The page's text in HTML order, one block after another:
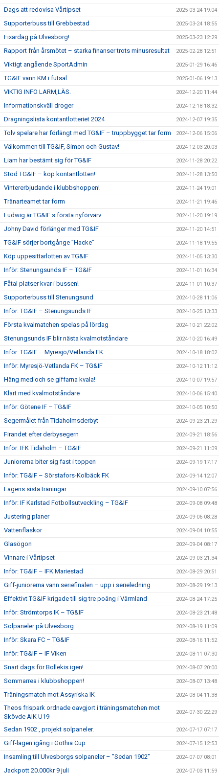
Dags att redovisa Vårtipset 2025-03-24 19:04
Supporterbuss till Grebbestad 2025-03-24 18:55
Fixardag på Ulvesborg! 2025-03-23 12:29
Rapport från årsmötet – starka finanser trots minusresultat 2025-02-28 12:51
Viktigt angående SportAdmin 2025-01-29 16:46
TG&IF vann KM i futsal 2025-01-06 19:13
VIKTIG INFO LARM,LÄS. 2024-12-20 11:44
Informationskväll droger 2024-12-18 18:32
Dragningslista kontantlotteriet 2024 2024-12-07 19:35
Tolv spelare har förlängt med TG&IF – truppbygget tar form 2024-12-06 15:06
Välkommen till TG&IF, Simon och Gustav! 2024-12-03 20:03
Liam har bestämt sig för TG&IF 2024-11-28 20:22
Stöd TG&IF – köp kontantlotten! 2024-11-28 13:50
Vintererbjudande i klubbshoppen! 2024-11-24 19:01
Tränarteamet tar form 2024-11-21 19:46
Ludwig är TG&IF:s första nyförvärv 2024-11-20 19:19
Johny David förlänger med TG&IF 2024-11-20 14:51
TG&IF sörjer bortgånge ”Hacke” 2024-11-18 19:55
Köp uppesittarlotten av TG&IF 2024-11-05 13:30
Inför: Stenungsunds IF – TG&IF 2024-11-01 16:34
Fåtal platser kvar i bussen! 2024-11-01 10:37
Supporterbuss till Stenungsund 2024-10-28 11:06
Inför: TG&IF – Stenungsunds IF 2024-10-25 13:33
Första kvalmatchen spelas på lördag 2024-10-21 22:02
Stenungsunds IF blir nästa kvalmotståndare 2024-10-20 16:49
Inför: TG&IF – Myresjö/Vetlanda FK 2024-10-18 18:02
Inför: Myresjö-Vetlanda FK – TG&IF 2024-10-12 11:12
Häng med och se giffarna kvala! 2024-10-07 19:57
Klart med kvalmotståndare 2024-10-06 15:40
Inför: Götene IF – TG&IF 2024-10-05 10:50
Segermålet från Tidaholmsderbyt 2024-09-23 21:29
Firandet efter derbysegern 2024-09-21 18:56
Inför: IFK Tidaholm – TG&IF 2024-09-21 11:09
Juniorerna biter sig fast i toppen 2024-09-19 17:17
Inför: TG&IF – Sörstafors-Kolbäck FK 2024-09-14 12:07
Lagens sista träningar 2024-09-10 07:56
Inför: IF Karlstad Fotbollsutveckling – TG&IF 2024-09-08 09:48
Justering planer 2024-09-06 08:28
Vattenflaskor 2024-09-04 10:55
Glasögon 2024-09-04 08:17
Vinnare i Vårtipset 2024-09-03 21:34
Inför: TG&IF – IFK Mariestad 2024-08-29 20:51
Giff-juniorerna vann seriefinalen – upp i serieledning 2024-08-29 19:13
Effektivt TG&IF krigade till sig tre poäng i Värmland 2024-08-24 17:25
Inför: Strömtorps IK – TG&IF 2024-08-23 21:48
Solpaneler på Ulvesborg 2024-08-19 11:09
Inför: Skara FC – TG&IF 2024-08-16 11:52
Inför: TG&IF – IF Viken 2024-08-11 07:30
Snart dags för Bollekis igen! 2024-08-07 20:00
Sommarrea i klubbshoppen! 2024-08-07 13:48
Träningsmatch mot Assyriska IK 2024-08-04 11:38
Theos frispark ordnade oavgjort i träningsmatchen mot
Skövde AIK U19
2024-07-30 22:29
Sedan 1902 , projekt solpaneler. 2024-07-17 07:17
Giff-lagen igång i Gothia Cup 2024-07-15 12:53
Insamling till Ulvesborgs solpaneler – ”Sedan 1902” 2024-07-07 08:01
Jackpott 20.000kr 9 juli 2024-07-03 11:59